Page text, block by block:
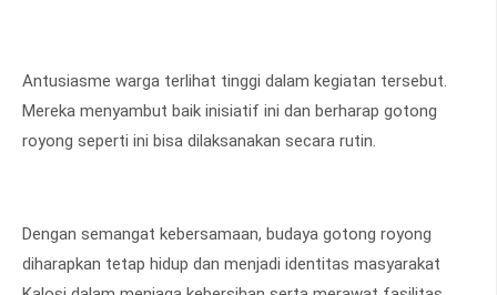
Antusiasme warga terlihat tinggi dalam kegiatan tersebut.
Mereka menyambut baik inisiatif ini dan berharap gotong
royong seperti ini bisa dilaksanakan secara rutin.
Dengan semangat kebersamaan, budaya gotong royong
diharapkan tetap hidup dan menjadi identitas masyarakat